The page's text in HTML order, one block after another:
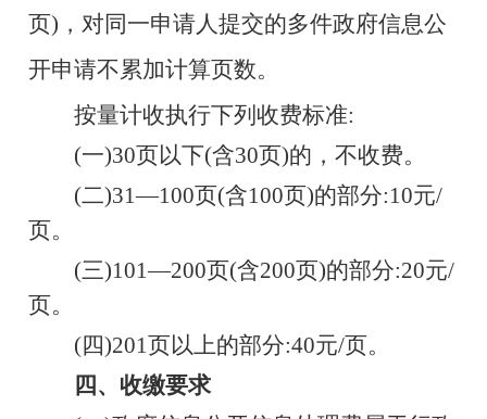
页)，对同一申请人提交的多件政府信息公
开申请不累加计算页数。
按量计收执行下列收费标准:
(一)30页以下(含30页)的，不收费。
(二)31—100页(含100页)的部分:10元/
页。
(三)101—200页(含200页)的部分:20元/
页。
(四)201页以上的部分:40元/页。
四、收缴要求